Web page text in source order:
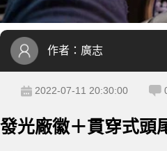
作者： 廣志
2022-07-11 20:30:00
發光廠徽＋貫穿式頭